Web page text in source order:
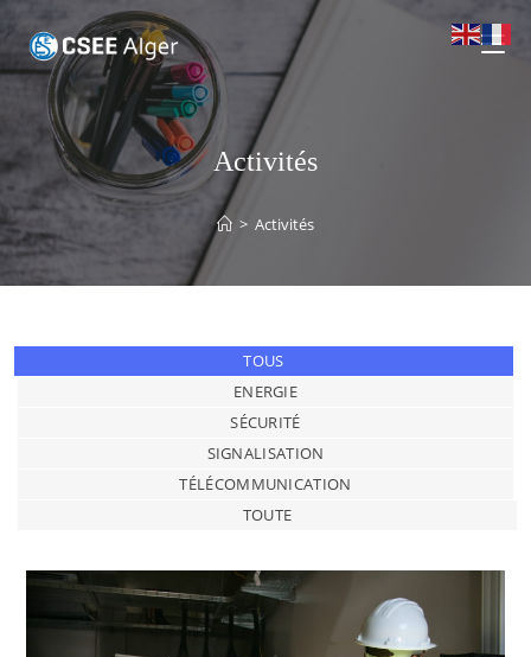
Activités
> Activités
TOUS
ENERGIE
SÉCURITÉ
SIGNALISATION
TÉLÉCOMMUNICATION
TOUTE